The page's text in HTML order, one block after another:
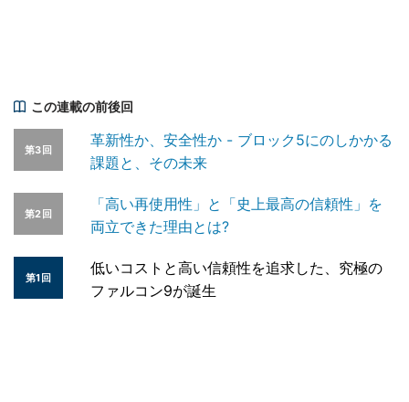
この連載の前後回
第3回
革新性か、安全性か - ブロック5にのしかかる
課題と、その未来
第2回
「高い再使用性」と「史上最高の信頼性」を
両立できた理由とは?
第1回
低いコストと高い信頼性を追求した、究極の
ファルコン9が誕生